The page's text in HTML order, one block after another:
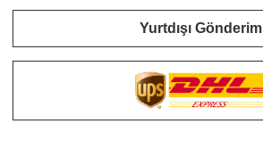
Yurtdışı Gönderim